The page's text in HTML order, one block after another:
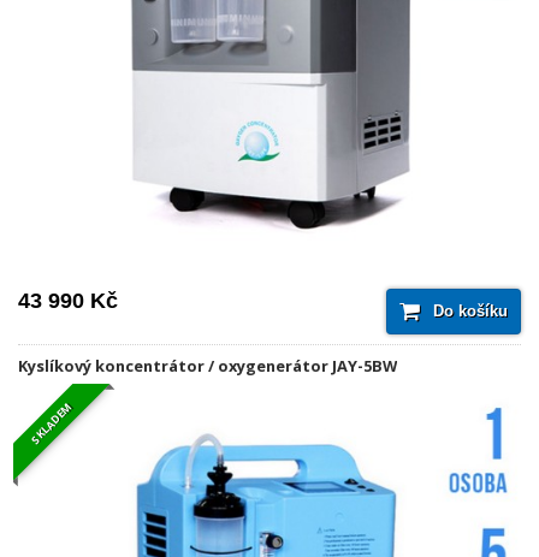
43 990 Kč Do košíku
Kyslíkový koncentrátor / oxygenerátor JAY-5BW
SKLADEM